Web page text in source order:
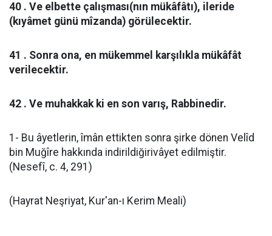
40 . Ve elbette çalışması(nın mükâfâtı), ileride
(kıyâmet günü mîzanda) görülecektir.
41 . Sonra ona, en mükemmel karşılıkla mükâfât
verilecektir.
42 . Ve muhakkak ki en son varış, Rabbinedir.
1- Bu âyetlerin, îmân ettikten sonra şirke dönen Velîd
bin Muğîre hakkında indirildiğirivâyet edilmiştir.
(Nesefî, c. 4, 291)
(Hayrat Neşriyat, Kur'an-ı Kerim Meali)